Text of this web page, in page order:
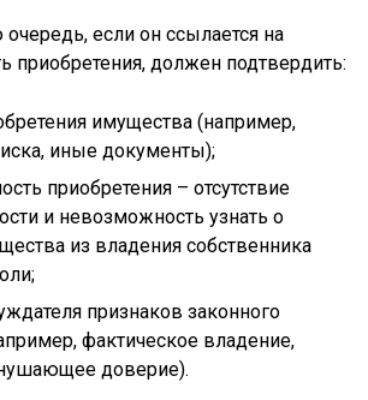
если он ссылается на
приобретения, должен подтвердить:
имущества (например,
иные документы);
приобретения – отсутствие
и невозможность узнать о
из владения собственника
признаков законного
фактическое владение,
доверие).